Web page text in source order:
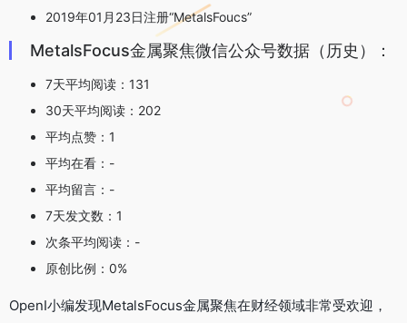
2019年01月23日注册“MetalsFoucs”
MetalsFocus金属聚焦微信公众号数据（历史）：
7天平均阅读：131
30天平均阅读：202
平均点赞：1
平均在看：-
平均留言：-
7天发文数：1
次条平均阅读：-
原创比例：0%
OpenI小编发现MetalsFocus金属聚焦在财经领域非常受欢迎，